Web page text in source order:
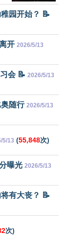
园开始？ 📝
开 2026/5/13
会 📝 2026/5/13
随行 2026/5/13
5/13 (55,848次)
曝光 2026/5/13
有大丧？ 📝
次)